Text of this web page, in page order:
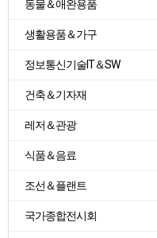
동물＆애완용품
생활용품＆가구
정보통신기술IT＆SW
건축＆기자재
레저＆관광
식품＆음료
조선＆플랜트
국가종합전시회